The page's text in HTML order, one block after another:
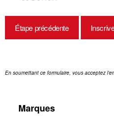
Étape précédente
En soumettant ce formulaire, vous acceptez
Marques